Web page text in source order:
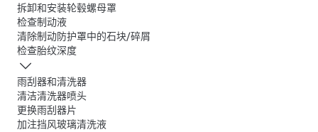
拆卸和安装轮毂螺母罩
检查制动液
清除制动防护罩中的石块/碎屑
检查胎纹深度
雨刮器和清洗器
清洁清洗器喷头
更换雨刮器片
加注挡风玻璃清洗液